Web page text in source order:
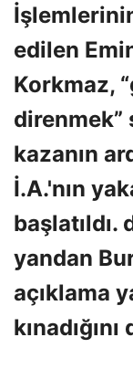
edilen
Korkmaz,
direnmek”
kazanın
İ.A.'nın
başlatıldı.
yandan
açıklama